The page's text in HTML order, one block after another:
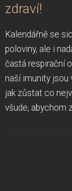
zdraví!
Kalendářně se
poloviny, ale i
častá respirační
naší imunity jsou
jak zůstat co
všude, abychom